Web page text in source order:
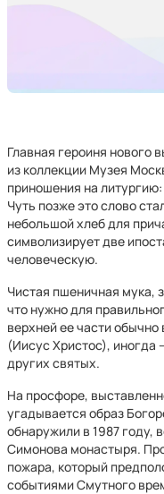
Главная героиня нового
из коллекции Музея
приношения на
Чуть позже это слово
небольшой хлеб для
символизирует две
человеческую.
Чистая пшеничная мука,
что нужно для
верхней ее части
(Иисус Христос), иногда
других святых.
На просфоре,
угадывается образ
обнаружили в 1987 году,
Симонова монастыря.
пожара, который
событиями Смутного